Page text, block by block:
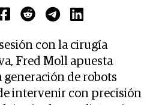
con la cirugía
Fred Moll apuesta
de robots
intervenir con precisión